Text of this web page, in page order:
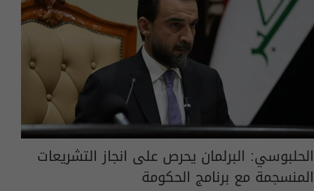
الحلبوسي: البرلمان يحرص على انجاز التشريعات
المنسجمة مع برنامج الحكومة